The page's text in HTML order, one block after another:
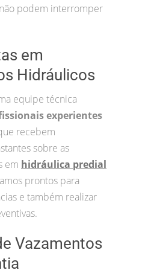
podem interromper
em
Hidráulicos
equipe técnica
experientes
recebem
sobre as
em hidráulica predial
prontos para
e também realizar
Vazamentos